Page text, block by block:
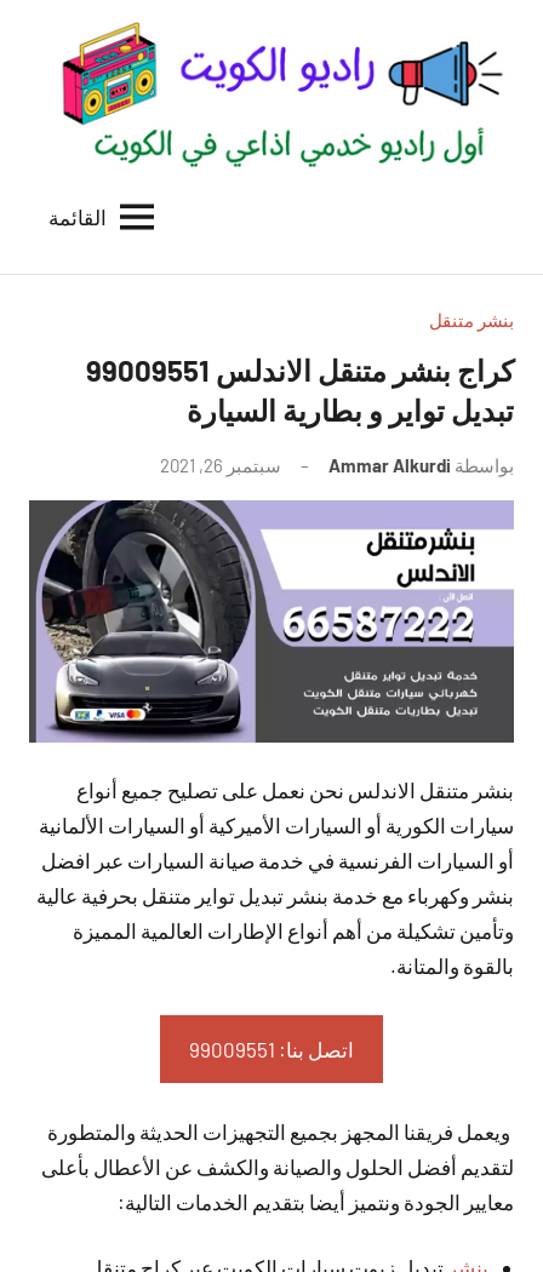
المحتوى
الكويت
للاعلانات
بالكويت
القائمة
بنشر متنقل
تبديل تواير و بطارية السيارة
بواسطة Ammar Alkurdi سبتمبر 26, 2021
توجد
تعليقات
بنشر متنقل الاندلس نحن نعمل على تصليح جميع أنواع
سيارات الكورية أو السيارات الأميركية أو السيارات الألمانية
أو السيارات الفرنسية في خدمة صيانة السيارات عبر افضل
بنشر وكهرباء مع خدمة بنشر تبديل تواير متنقل بحرفية عالية
وتأمين تشكيلة من أهم أنواع الإطارات العالمية المميزة
بالقوة والمتانة.
اتصل بنا: 99009551‬
ويعمل فريقنا المجهز بجميع التجهيزات الحديثة والمتطورة
لتقديم أفضل الحلول والصيانة والكشف عن الأعطال بأعلى
معايير الجودة ونتميز أيضا بتقديم الخدمات التالية: